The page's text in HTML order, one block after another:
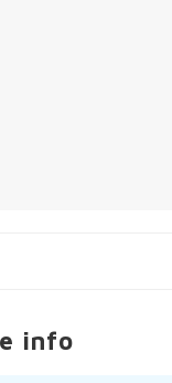
info